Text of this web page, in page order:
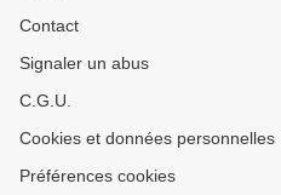
Contact
Signaler un abus
C.G.U.
Cookies et données personnelles
Préférences cookies